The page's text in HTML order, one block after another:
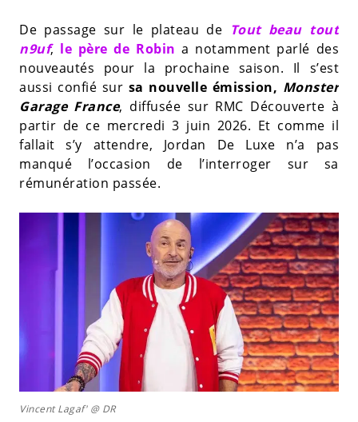
De passage sur le plateau de Tout beau tout
n9uf, le père de Robin a notamment parlé des
nouveautés pour la prochaine saison. Il s’est
aussi confié sur sa nouvelle émission, Monster
Garage France, diffusée sur RMC Découverte à
partir de ce mercredi 3 juin 2026. Et comme il
fallait s’y attendre, Jordan De Luxe n’a pas
manqué l’occasion de l’interroger sur sa
rémunération passée.
Vincent Lagaf' @ DR